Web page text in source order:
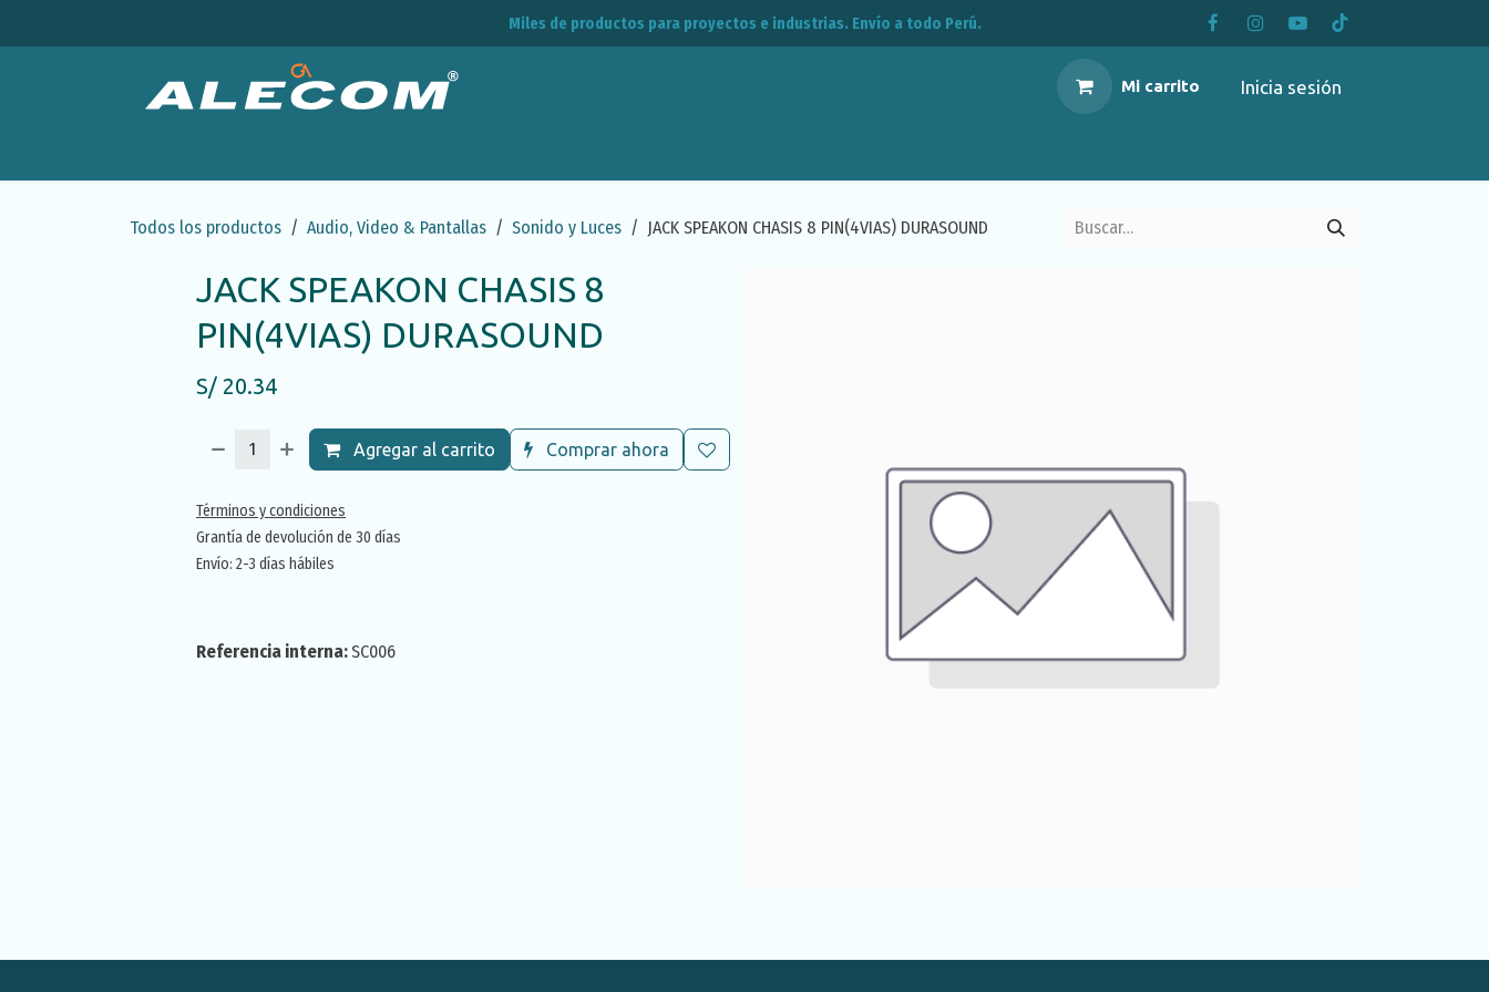
Miles de productos para proyectos e industrias. Envío a todo Perú.
Mi carrito Inicia sesión
Todos los productos Audio, Video & Pantallas Sonido y Luces JACK SPEAKON CHASIS 8 PIN(4VIAS) DURASOUND
JACK SPEAKON CHASIS 8
PIN(4VIAS) DURASOUND
S/ 20.34
Agregar al carrito Comprar ahora
Términos y condiciones
Grantía de devolución de 30 días
Envío: 2-3 días hábiles
Referencia interna:SC006